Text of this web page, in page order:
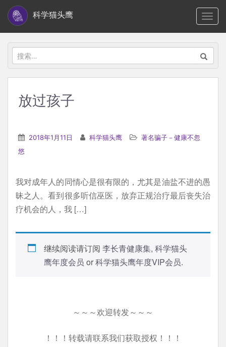
i
科学猫头鹰
搜
索：
放过孩子
2018年1月11日 科学猫头鹰
著名骗子－健康不忽
悠
我对成年人的同情心是很有限的，尤其是油盐不进的愚
昧之人。看到很多听信巫医，放弃正规治疗最后丧失治
疗机会的人，我 […]
继续阅读请订阅 李长青健康集, 科学猫头
鹰年度会员 or科学猫头鹰年度VIP会员.
～～～欢迎转发～～～
！！！转载请联系我们获取授权！！！